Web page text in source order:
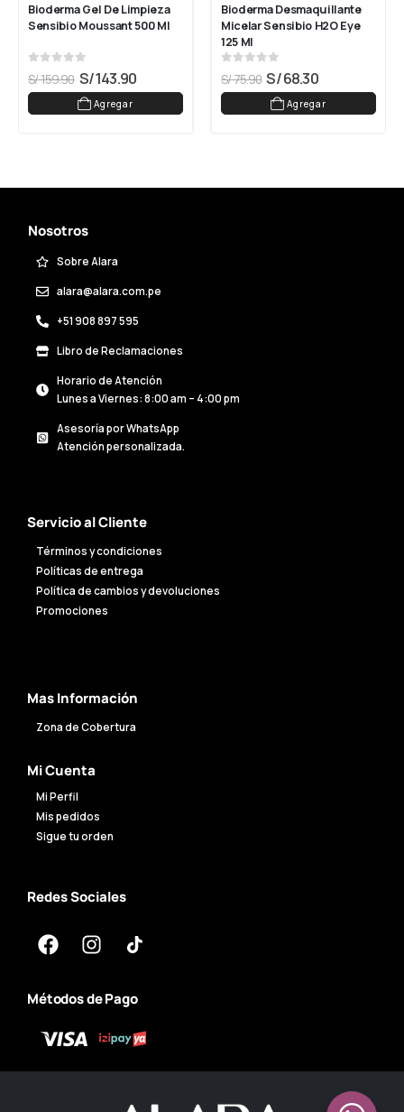
Bioderma Gel De Limpieza
Sensibio Moussant 500 Ml
out of 5
S/159.90 S/143.90
Agregar
Bioderma Desmaquillante
Micelar Sensibio H2O Eye
125 Ml
out of 5
S/75.90 S/68.30
Agregar
Nosotros
Sobre Alara
alara@alara.com.pe
+51 908 897 595
Libro de Reclamaciones
Horario de Atención
Lunes a Viernes: 8:00 am – 4:00 pm
Asesoría por WhatsApp
Atención personalizada.
Servicio al Cliente
Términos y condiciones
Políticas de entrega
Política de cambios y devoluciones
Promociones
Mas Información
Zona de Cobertura
Mi Cuenta
Mi Perfil
Mis pedidos
Sigue tu orden
Redes Sociales
Métodos de Pago